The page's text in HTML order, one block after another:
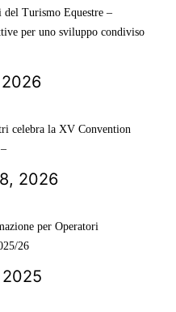
Turismo Equestre –
per uno sviluppo condiviso
celebra la XV Convention
2026
per Operatori
26